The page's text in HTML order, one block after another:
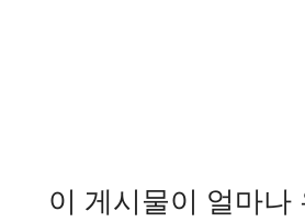
이 게시물이 얼마나